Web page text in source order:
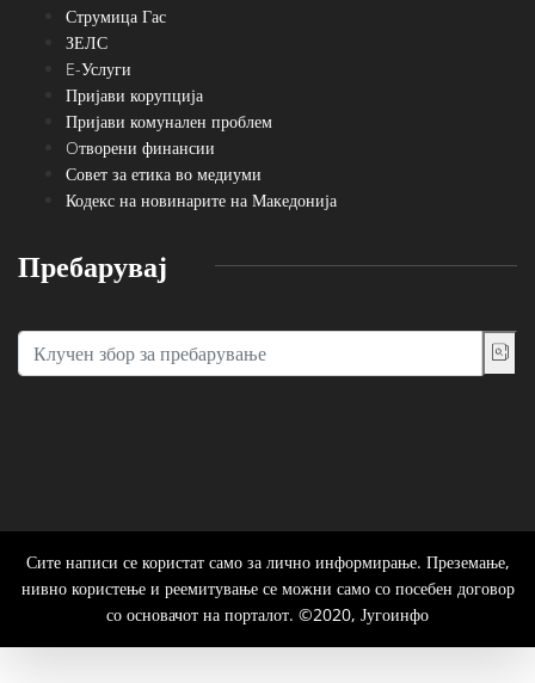
Струмица Гас
ЗЕЛС
E-Услуги
Пријави корупција
Пријави комунален проблем
Oтворени финансии
Совет за етика во медиуми
Кодекс на новинарите на Македонија
Пребарувај
Сите написи се користат само за лично информирање. Преземање,
нивно користење и реемитување се можни само со посебен договор
со основачот на порталот. ©2020, Југоинфо